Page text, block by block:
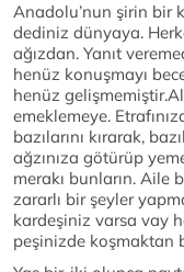
Anadolu’nun şirin bir
dediniz dünyaya.
ağızdan. Yanıt
henüz konuşmayı
henüz
emeklemeye.
bazılarını kırarak,
ağzınıza götürüp
merakı bunların. Aile
zararlı bir şeyler
kardeşiniz varsa vay
peşinizde koşmaktan